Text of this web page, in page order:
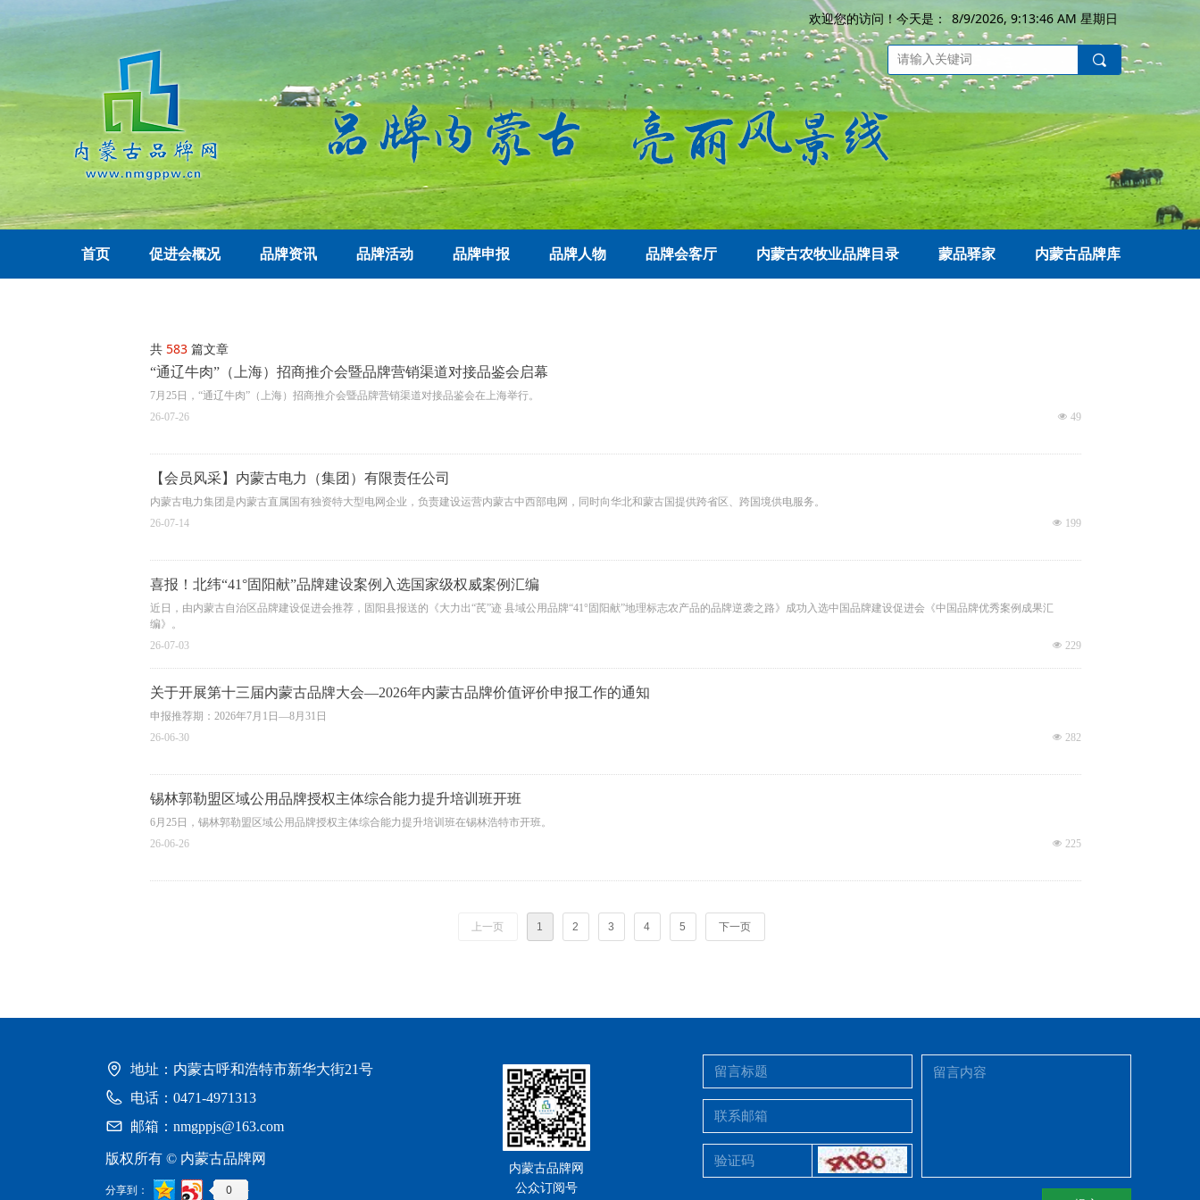
8/9/2026, 9:13:46 AM 星期日
欢迎您的访问！今天是：
끠
首页 促进会概况 品牌资讯 品牌活动 品牌申报 品牌人物 品牌会客厅 内蒙古农牧业品牌目录 蒙品驿家 内蒙古品牌库
共 583 篇文章
“通辽牛肉”（上海）招商推介会暨品牌营销渠道对接品鉴会启幕
7月25日，“通辽牛肉”（上海）招商推介会暨品牌营销渠道对接品鉴会在上海举行。
넶 49
26-07-26
【会员风采】内蒙古电力（集团）有限责任公司
内蒙古电力集团是内蒙古直属国有独资特大型电网企业，负责建设运营内蒙古中西部电网，同时向华北和蒙古国提供跨省区、跨国境供电服务。
넶 199
26-07-14
喜报！北纬“41°固阳献”品牌建设案例入选国家级权威案例汇编
近日，由内蒙古自治区品牌建设促进会推荐，固阳县报送的《大力出“芪”迹 县域公用品牌“41°固阳献”地理标志农产品的品牌逆袭之路》成功入选中国品牌建设促进会《中国品牌优秀案例成果汇
编》。
넶 229
26-07-03
关于开展第十三届内蒙古品牌大会—2026年内蒙古品牌价值评价申报工作的通知
申报推荐期：2026年7月1日—8月31日
넶 282
26-06-30
锡林郭勒盟区域公用品牌授权主体综合能力提升培训班开班
6月25日，锡林郭勒盟区域公用品牌授权主体综合能力提升培训班在锡林浩特市开班。
넶 225
26-06-26
上一页 1 2 3 4 5 下一页
版权所有 © 内蒙古品牌网
地址： 内蒙古呼和浩特市新华大街21号
电话： 0471-4971313
邮箱： nmgppjs@163.com
内蒙古品牌网
公众订阅号
分享到： 0